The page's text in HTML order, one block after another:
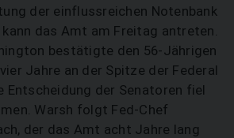
der einflussreichen Notenbank
kann das Amt am Freitag antreten.
bestätigte den 56-Jährigen
Jahre an der Spitze der Federal
Entscheidung der Senatoren fiel
Warsh folgt Fed-Chef
der das Amt acht Jahre lang